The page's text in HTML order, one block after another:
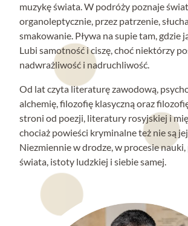
muzykę świata. W podróży poznaje świat
organoleptycznie, przez patrzenie,
smakowanie. Pływa na supie tam, gdzie
Lubi samotność i ciszę, choć niektórzy
nadwrażliwość i nadruchliwość.
Od lat czyta literaturę zawodową,
alchemię, filozofię klasyczną oraz
stroni od poezji, literatury rosyjskiej i
chociaż powieści kryminalne też nie są
Niezmiennie w drodze, w procesie
świata, istoty ludzkiej i siebie samej.